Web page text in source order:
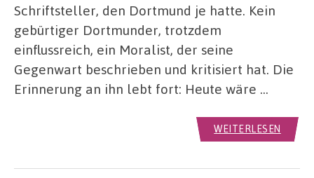
Schriftsteller, den Dortmund je hatte. Kein
gebürtiger Dortmunder, trotzdem
einflussreich, ein Moralist, der seine
Gegenwart beschrieben und kritisiert hat. Die
Erinnerung an ihn lebt fort: Heute wäre …
WEITERLESEN